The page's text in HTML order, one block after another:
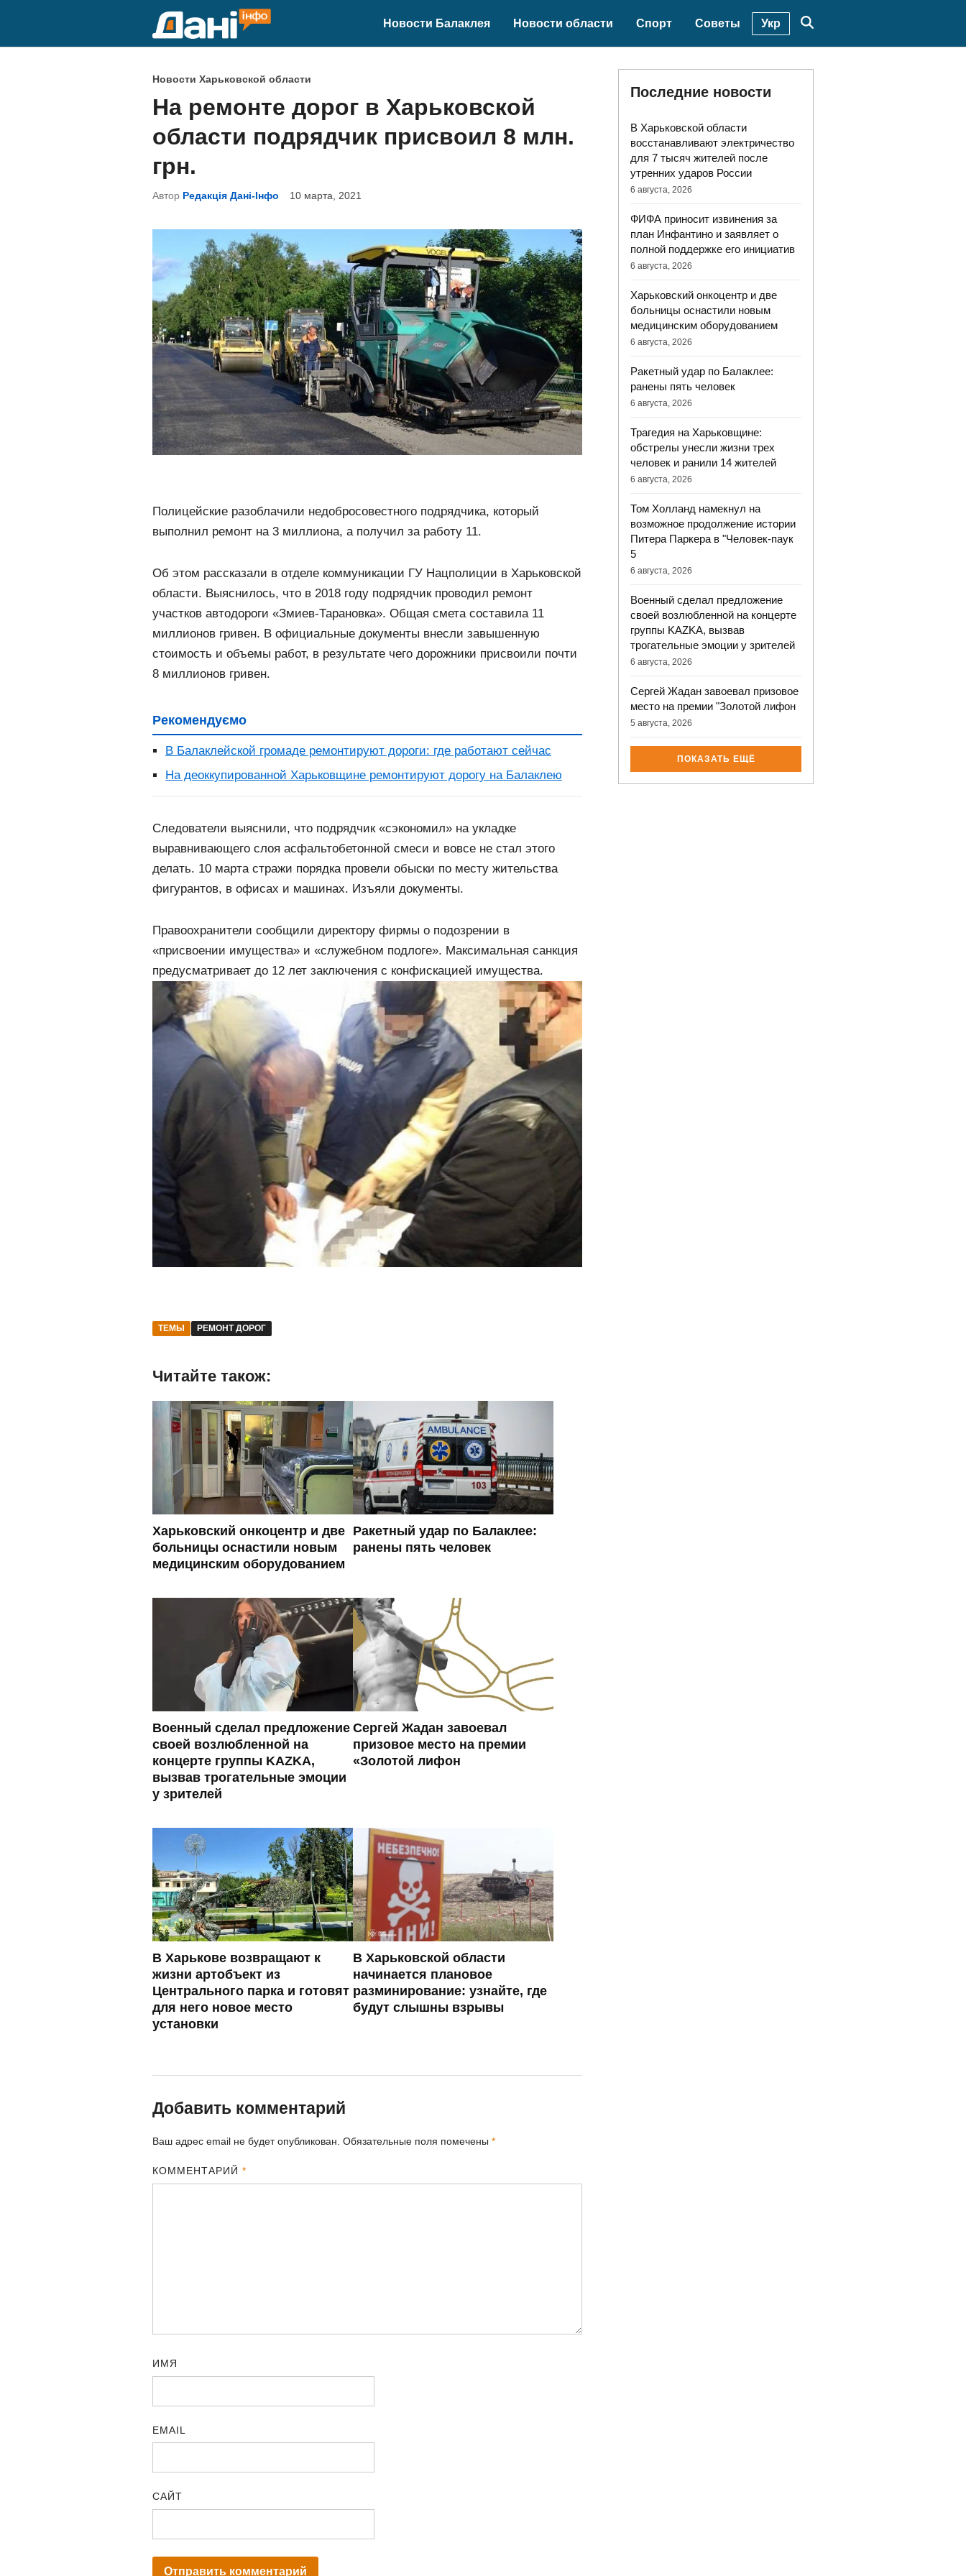
Новости Балаклея Новости области Спорт Советы Укр
О
п
у
б
л
и
к
а
н
о
в
Новости Харьковской области
На ремонте дорог в Харьковской
области подрядчик присвоил 8 млн.
грн.
Автор Редакція Дані-Інфо 10 марта, 2021
Полицейские разоблачили недобросовестного подрядчика, который
выполнил ремонт на 3 миллиона, а получил за работу 11.
Об этом рассказали в отделе коммуникации ГУ Нацполиции в Харьковской
области. Выяснилось, что в 2018 году подрядчик проводил ремонт
участков автодороги «Змиев-Тарановка». Общая смета составила 11
миллионов гривен. В официальные документы внесли завышенную
стоимость и объемы работ, в результате чего дорожники присвоили почти
8 миллионов гривен.
Рекомендуємо
В Балаклейской громаде ремонтируют дороги: где работают сейчас
На деоккупированной Харьковщине ремонтируют дорогу на Балаклею
Следователи выяснили, что подрядчик «сэкономил» на укладке
выравнивающего слоя асфальтобетонной смеси и вовсе не стал этого
делать. 10 марта стражи порядка провели обыски по месту жительства
фигурантов, в офисах и машинах. Изъяли документы.
Правоохранители сообщили директору фирмы о подозрении в
«присвоении имущества» и «служебном подлоге». Максимальная санкция
предусматривает до 12 лет заключения с конфискацией имущества.
ТЕМЫ РЕМОНТ ДОРОГ
Читайте також:
Харьковский онкоцентр и две
больницы оснастили новым
медицинским оборудованием
Ракетный удар по Балаклее:
ранены пять человек
Военный сделал предложение
своей возлюбленной на
концерте группы KAZKA,
вызвав трогательные эмоции
у зрителей
Сергей Жадан завоевал
призовое место на премии
«Золотой лифон
В Харькове возвращают к
жизни артобъект из
Центрального парка и готовят
для него новое место
установки
В Харьковской области
начинается плановое
разминирование: узнайте, где
будут слышны взрывы
Добавить комментарий
Ваш адрес email не будет опубликован. Обязательные поля помечены *
КОММЕНТАРИЙ*
ИМЯ
EMAIL
САЙТ
Последние новости
В Харьковской области
восстанавливают электричество
для 7 тысяч жителей после
утренних ударов России
6 августа, 2026
ФИФА приносит извинения за
план Инфантино и заявляет о
полной поддержке его инициатив
6 августа, 2026
Харьковский онкоцентр и две
больницы оснастили новым
медицинским оборудованием
6 августа, 2026
Ракетный удар по Балаклее:
ранены пять человек
6 августа, 2026
Трагедия на Харьковщине:
обстрелы унесли жизни трех
человек и ранили 14 жителей
6 августа, 2026
Том Холланд намекнул на
возможное продолжение истории
Питера Паркера в "Человек-паук
5
6 августа, 2026
Военный сделал предложение
своей возлюбленной на концерте
группы KAZKA, вызвав
трогательные эмоции у зрителей
6 августа, 2026
Сергей Жадан завоевал призовое
место на премии "Золотой лифон
5 августа, 2026
ПОКАЗАТЬ ЕЩЁ